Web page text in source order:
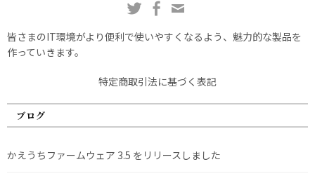
皆さまのIT環境がより便利で使いやすくなるよう、魅力的な製品を
作っていきます。
特定商取引法に基づく表記
ブログ
かえうちファームウェア 3.5 をリリースしました